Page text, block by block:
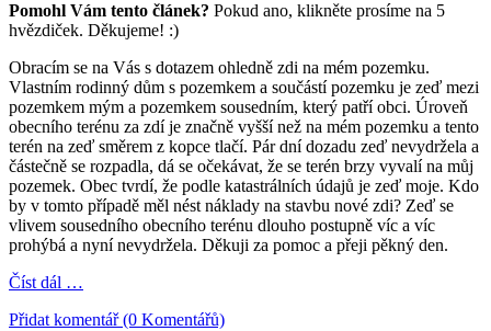
Pomohl Vám tento článek? Pokud ano, klikněte prosíme na 5
hvězdiček. Děkujeme! :)
Obracím se na Vás s dotazem ohledně zdi na mém pozemku.
Vlastním rodinný dům s pozemkem a součástí pozemku je zeď mezi
pozemkem mým a pozemkem sousedním, který patří obci. Úroveň
obecního terénu za zdí je značně vyšší než na mém pozemku a tento
terén na zeď směrem z kopce tlačí. Pár dní dozadu zeď nevydržela a
částečně se rozpadla, dá se očekávat, že se terén brzy vyvalí na můj
pozemek. Obec tvrdí, že podle katastrálních údajů je zeď moje. Kdo
by v tomto případě měl nést náklady na stavbu nové zdi? Zeď se
vlivem sousedního obecního terénu dlouho postupně víc a víc
prohýbá a nyní nevydržela. Děkuji za pomoc a přeji pěkný den.
Číst dál …
Přidat komentář (0 Komentářů)